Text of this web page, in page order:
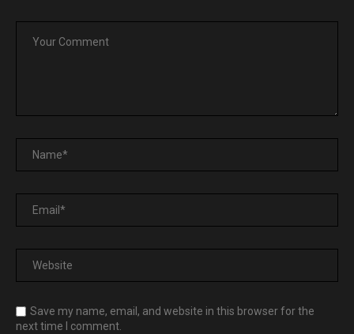
Save my name, email, and website in this browser for the
next time I comment.